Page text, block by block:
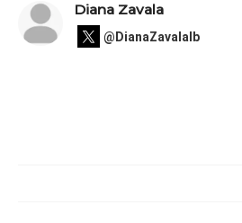
Diana Zavala
@DianaZavalaIb